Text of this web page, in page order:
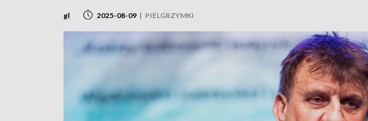
gl 2025-08-09 | PIELGRZYMKI